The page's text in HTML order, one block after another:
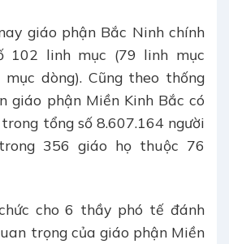
giáo phận Bắc Ninh chính
102 linh mục (79 linh mục
dòng). Cũng theo thống
giáo phận Miền Kinh Bắc có
tổng số 8.607.164 người
356 giáo họ thuộc 76
cho 6 thầy phó tế đánh
trọng của giáo phận Miền